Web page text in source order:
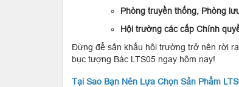
Phòng truyền thống, Phòng
Hội trường các cấp Chính
Đừng để sân khấu hội trường trở nên rời
bục tượng Bác LTS05 ngay hôm nay!
Tại Sao Bạn Nên Lựa Chọn Sản Phẩm